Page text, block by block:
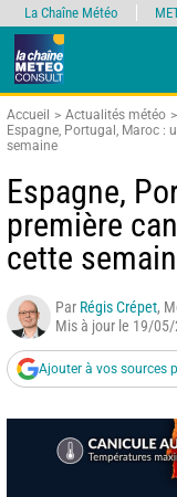
Accueil
Actualités météo
Espagne, Portugal, Maroc :
semaine
Espagne,
première
cette
Par Régis Crépet,
Mis à jour le 19/
Ajouter à vos sources
La Chaîne Météo